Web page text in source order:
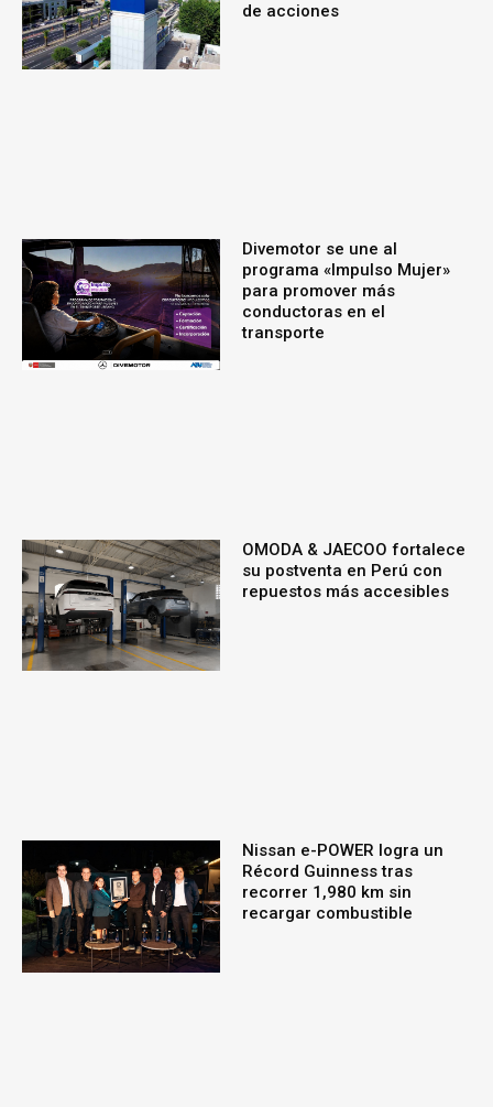
de acciones
Divemotor se une al
programa «Impulso Mujer»
para promover más
conductoras en el
transporte
OMODA & JAECOO fortalece
su postventa en Perú con
repuestos más accesibles
Nissan e-POWER logra un
Récord Guinness tras
recorrer 1,980 km sin
recargar combustible